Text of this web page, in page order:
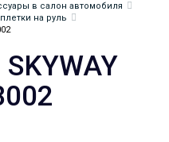
в салон автомобиля
на руль